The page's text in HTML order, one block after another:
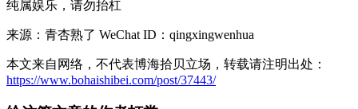
纯属娱乐，请勿抬杠
来源：青杏熟了 WeChat ID：qingxingwenhua
本文来自网络，不代表博海拾贝立场，转载请注明出处：
https://www.bohaishibei.com/post/37443/